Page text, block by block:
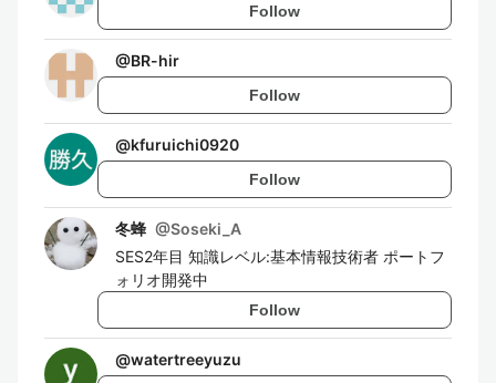
Follow
@BR-hir
Follow
@kfuruichi0920
Follow
冬蜂 @Soseki_A
SES2年目 知識レベル:基本情報技術者 ポートフ
ォリオ開発中
Follow
@watertreeyuzu